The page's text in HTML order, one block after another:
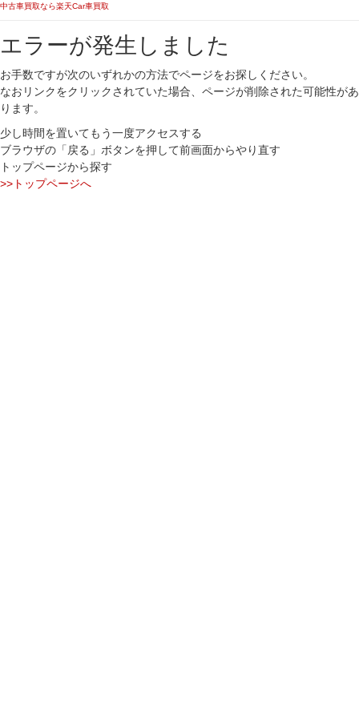
中古車買取なら楽天Car車買取
エラーが発生しました
お手数ですが次のいずれかの方法でページをお探しください。
なおリンクをクリックされていた場合、ページが削除された可能性があ
ります。
少し時間を置いてもう一度アクセスする
ブラウザの「戻る」ボタンを押して前画面からやり直す
トップページから探す
>>トップページへ